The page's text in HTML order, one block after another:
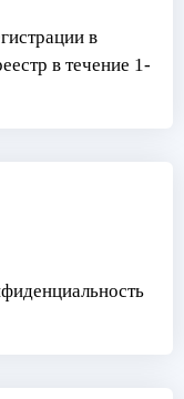
в
в течение 1-